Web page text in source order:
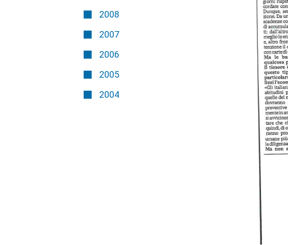
2008
2007
2006
2005
2004